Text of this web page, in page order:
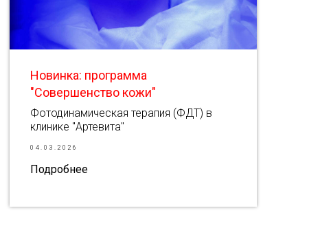
Новинка: программа
"Совершенство кожи"
Фотодинамическая терапия (ФДТ) в
клинике "Артевита"
04.03.2026
Подробнее